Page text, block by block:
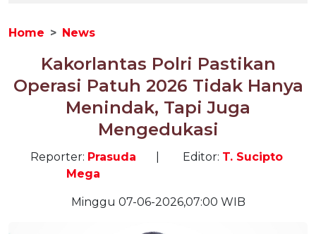
Home News
Kakorlantas Polri Pastikan
Operasi Patuh 2026 Tidak Hanya
Menindak, Tapi Juga
Mengedukasi
Reporter: Prasuda
Mega
Editor: T. Sucipto
Minggu 07-06-2026,07:00 WIB